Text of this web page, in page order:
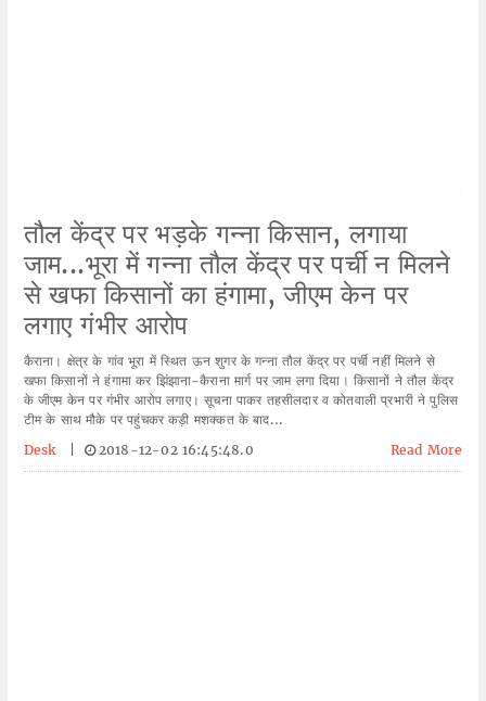
तौल केंद्र पर भड़के गन्ना किसान, लगाया
जाम...भूरा में गन्ना तौल केंद्र पर पर्ची न मिलने
से खफा किसानों का हंगामा, जीएम केन पर
लगाए गंभीर आरोप
कैराना। क्षेत्र के गांव भूरा में स्थित ऊन शुगर के गन्ना तौल केंद्र पर पर्ची नहीं मिलने से
खफा किसानों ने हंगामा कर झिंझाना-कैराना मार्ग पर जाम लगा दिया। किसानों ने तौल केंद्र
के जीएम केन पर गंभीर आरोप लगाए। सूचना पाकर तहसीलदार व कोतवाली प्रभारी ने पुलिस
टीम के साथ मौके पर पहुंचकर कड़ी मशक्कत के बाद...
Desk
2018-12-02 16:45:48.0 Read More